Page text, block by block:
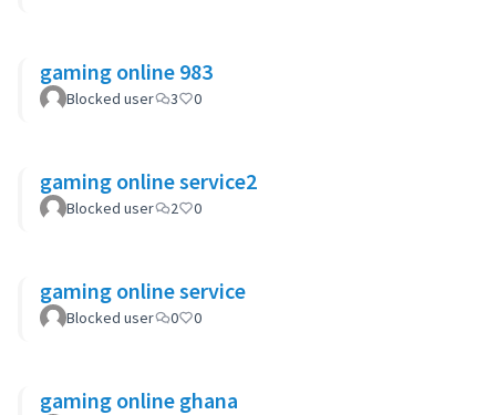
gaming online 983
Blocked user 3 0
gaming online service2
Blocked user 2 0
gaming online service
Blocked user 0 0
gaming online ghana